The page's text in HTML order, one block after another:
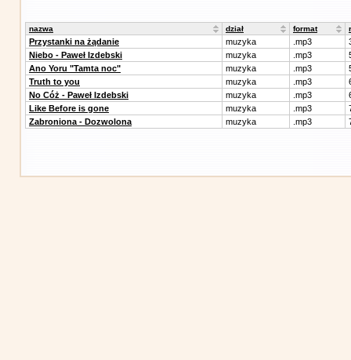
nazwa dział format
Przystanki na żądanie muzyka .mp3
Niebo - Paweł Izdebski
muzyka .mp3
Ano Yoru "Tamta noc"
muzyka .mp3
Truth to you
muzyka .mp3
No Cóż - Paweł Izdebski
muzyka .mp3
Like Before is gone
muzyka .mp3
Zabroniona - Dozwolona
muzyka .mp3